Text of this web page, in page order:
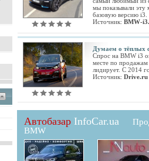
мы показывали
базовую версию i3.
Источник: BMW-
Думаем о тёплых
Спрос на BMW i3
месте по продажам
лидирует. С 2014
Источник: Drive.ru
Автобазар InfoCar.ua
BMW